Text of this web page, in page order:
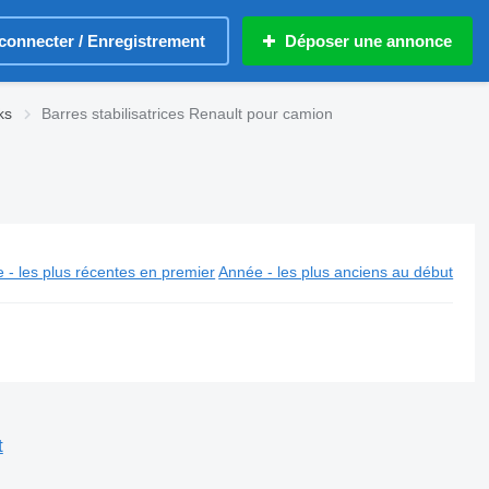
/ Enregistrement Déposer une annonce
Barres stabilisatrices Renault pour camion
- les plus récentes en premier Année - les plus anciens au début